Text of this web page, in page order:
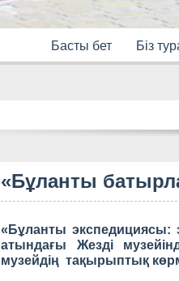
Басты бет Бiз
«Бұланты
«Бұланты экспедициясы:
атындағы Жезді
музейдің тақырыптық